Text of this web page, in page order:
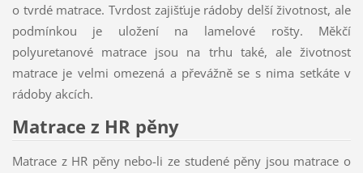
o tvrdé matrace. Tvrdost zajišťuje rádoby delší životnost, ale
podmínkou je uložení na lamelové rošty. Měkčí
polyuretanové matrace jsou na trhu také, ale životnost
matrace je velmi omezená a převážně se s nima setkáte v
rádoby akcích.
Matrace z HR pěny
Matrace z HR pěny nebo-li ze studené pěny jsou matrace o